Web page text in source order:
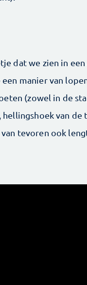
dat we zien in
manier van
(zowel in de
van de
tevoren ook